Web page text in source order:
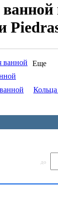
ванной
Еще
до